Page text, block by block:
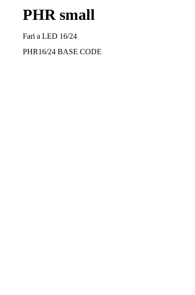
PHR small
Fari a LED 16/24
PHR16/24 BASE CODE